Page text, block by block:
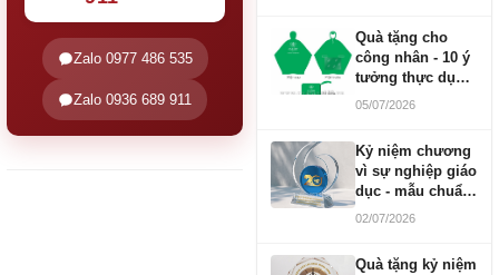
Zalo 0977 486 535
Zalo 0936 689 911
Quà tặng cho
công nhân - 10 ý
tưởng thực dụng
ngân sách 100-
05/07/2026
Kỷ niệm chương
vì sự nghiệp giáo
dục - mẫu chuẩn
2026
02/07/2026
Quà tặng kỷ niệm